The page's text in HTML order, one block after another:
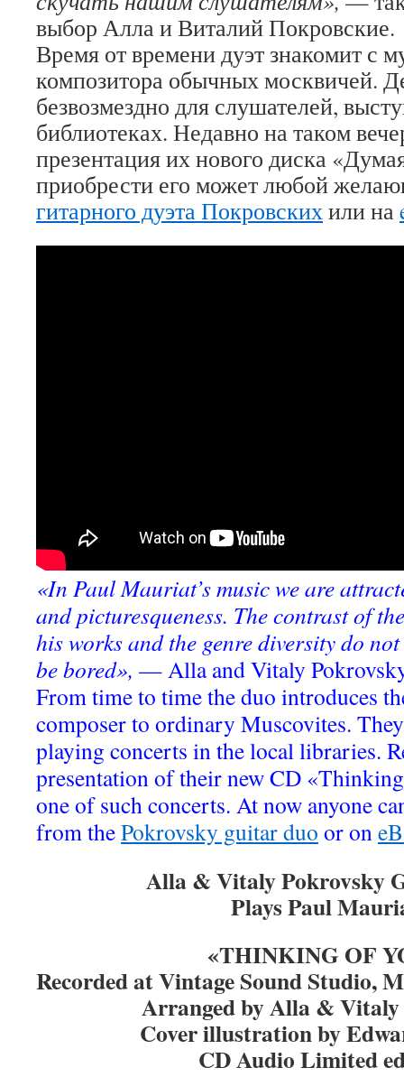
выбор Алла и Виталий Покровские.
Время от времени дуэт знакомит с
композитора обычных москвичей.
безвозмездно для слушателей,
библиотеках. Недавно на таком
презентация их нового диска
приобрести его может любой
гитарного дуэта Покровскихили на
«In Paul Mauriat’s music we are
and picturesqueness. The contrast of
his works and the genre diversity do
be bored», — Alla and Vitaly
From time to time the duo introduces
composer to ordinary Muscovites.
playing concerts in the local libraries.
presentation of their new CD
one of such concerts. At now anyone
from thePokrovsky guitar duo or on
Alla & Vitaly Pokrovsky
Plays Paul
«THINKING OF
Recorded at Vintage Sound Studio,
Arranged by Alla &
Cover illustration by
CD Audio Limited